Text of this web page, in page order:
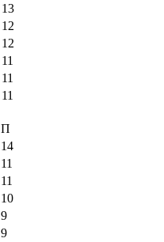
13
12
12
11
11
11
П
14
11
11
10
9
9